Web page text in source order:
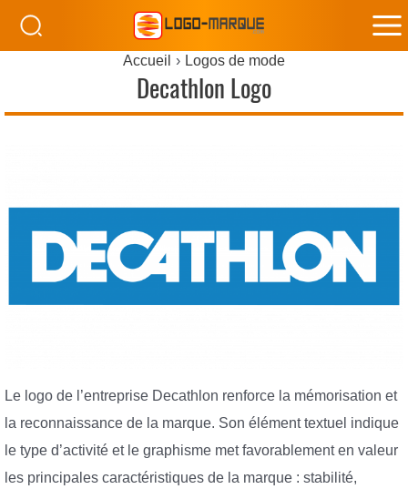
Accueil Logos de mode
Decathlon Logo
Le logo de l’entreprise Decathlon renforce la mémorisation et
la reconnaissance de la marque. Son élément textuel indique
le type d’activité et le graphisme met favorablement en valeur
les principales caractéristiques de la marque : stabilité,